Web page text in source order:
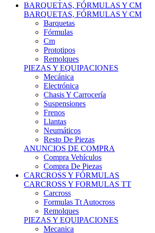
BARQUETAS, FÓRMULAS Y CM
BARQUETAS, FÓRMULAS Y CM
Barquetas
Fórmulas
Cm
Prototipos
Remolques
PIEZAS Y EQUIPACIONES
Mecánica
Electrónica
Chasis Y Carrocería
Suspensiones
Frenos
Llantas
Neumáticos
Resto De Piezas
ANUNCIOS DE COMPRA
Compra Vehículos
Compra De Piezas
CARCROSS Y FÓRMULAS
CARCROSS Y FORMULAS TT
Carcross
Formulas Tt Autocross
Remolques
PIEZAS Y EQUIPACIONES
Mecanica